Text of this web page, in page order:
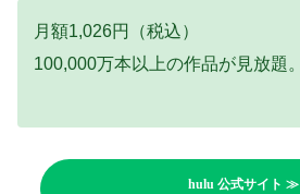
月額1,026円（税込）
100,000万本以上の作品が見放題。
hulu 公式サイト ≫